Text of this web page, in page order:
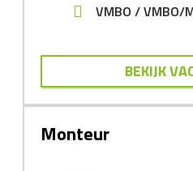
VMBO
VMBO/
BEKIJK
Monteur